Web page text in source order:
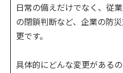
日常の備えだけでなく、従
の閉鎖判断など、企業の防
更です。
具体的にどんな変更がある